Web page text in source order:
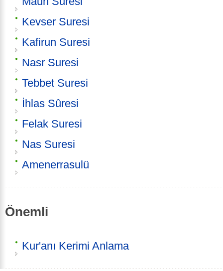
Kevser Suresi
Kafirun Suresi
Nasr Suresi
Tebbet Suresi
İhlas Sûresi
Felak Suresi
Nas Suresi
Amenerrasulü
Önemli
Kur'anı Kerimi Anlama